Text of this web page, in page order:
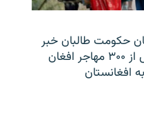
حکومت طالبان خبر
داده که در جریان هفته جاری، بیش از ۳۰۰ مهاجر افغان
افغانستان